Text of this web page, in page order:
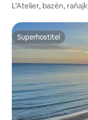
L’Atelier, bazén,
Superhostiteľ
Superhostiteľ